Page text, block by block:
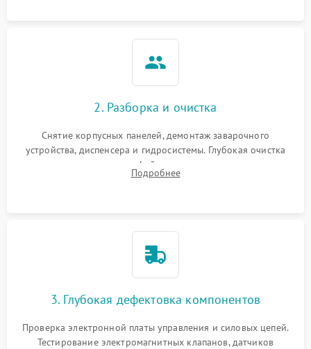
2. Разборка и очистка
Снятие корпусных панелей, демонтаж заварочного
устройства, диспенсера и гидросистемы. Глубокая очистка
внутренних узлов от кофейных масел, жмыха и накипи.
Промывка дренажных каналов и фильтров с использованием
Подробнее
3. Глубокая дефектовка компонентов
Проверка электронной платы управления и силовых цепей.
Тестирование электромагнитных клапанов, датчиков